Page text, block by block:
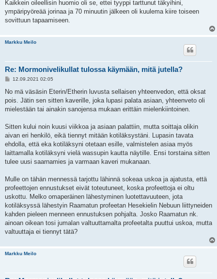
Kaikkein oileellisin huomio oli se, ettei tyyppi tarttunut täkyihini,
ympäripyöreää jorinaa ja 70 minuutin jälkeen oli kuulema kiire toiseen
sovittuun tapaamiseen.
Markku Meilo
Re: Mormonivelikullat tulossa käymään, mitä jutella?
V
e
t
i
12.09.2021 02:05
No mä väsäsin Eterin/Etherin luvusta sellaisen yhteenvedon, että oksat
pois. Jätin sen sitten kaverille, joka lupasi palata asiaan, yhteenveto oli
mielestään tai ainakin sanojensa mukaan erittäin mielenkiintoinen.
Sitten kului noin kuusi viikkoa ja asiaan palattiin, mutta soittaja olikin
aivan eri henkilö, eikä tiennyt mitään kotiläksystäni. Lupasin tavata
ehdolla, että eka kotiläksyni otetaan esille, valmistelen asiaa myös
laittamalla kotiläksyni vielä wassupin kautta näytille. Ensi torstaina sitten
tulee uusi saarnamies ja varmaan kaveri mukanaan.
Mulle on tähän mennessä tarjottu lähinnä sokeaa uskoa ja ajatusta, että
profeettojen ennustukset eivät toteutuneet, koska profeettoja ei oltu
uskottu. Melko omaperäinen lähestyminen luotettavuuteen, jota
kotiläksyssä lähestyin Raamatun profeetan Hesekielin Nebuun liittyneiden
kahden pieleen menneen ennustuksen pohjalta. Josko Raamatun nk.
ainoan oikean tosi jumalan valtuuttamalta profeetalta puuttui uskoa, mutta
valtuuttaja ei tiennyt tätä?
Markku Meilo